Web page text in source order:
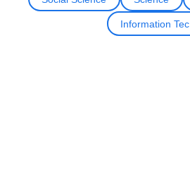
Information Tec..